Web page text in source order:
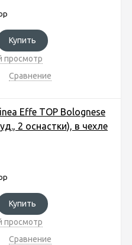
Купить
просмотр
Сравнение
Effe TOP Bolognese
2 оснастки), в чехле
Купить
просмотр
Сравнение